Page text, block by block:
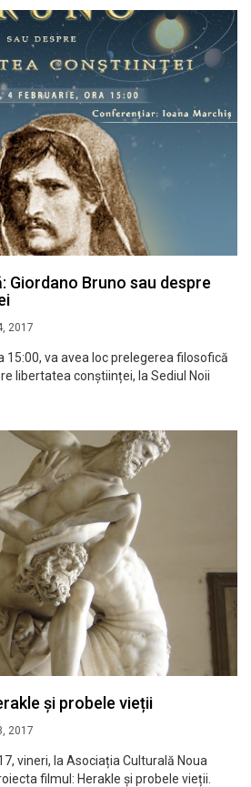
Giordano Bruno sau despre
2017
va avea loc prelegerea filosofică
libertatea conștiinței, la Sediul Noii
și probele vieții
2017
vineri, la Asociația Culturală Noua
filmul: Herakle și probele vieții.